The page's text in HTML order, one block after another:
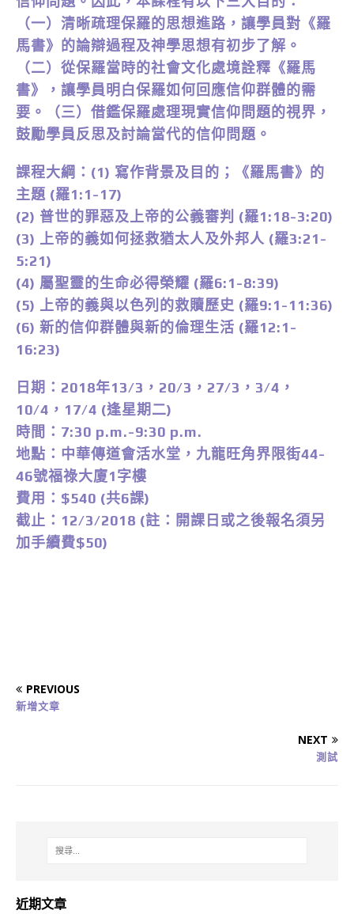
（一）清晰疏理保羅的思想進路，讓學員對《羅
馬書》的論辯過程及神學思想有初步了解。
（二）從保羅當時的社會文化處境詮釋《羅馬
書》，讓學員明白保羅如何回應信仰群體的需
要。（三）借鑑保羅處理現實信仰問題的視界，
鼓勵學員反思及討論當代的信仰問題。
課程大綱：(1) 寫作背景及目的；《羅馬書》的
主題 (羅1:1-17)
(2) 普世的罪惡及上帝的公義審判 (羅1:18-3:20)
(3) 上帝的義如何拯救猶太人及外邦人 (羅3:21-
5:21)
(4) 屬聖靈的生命必得榮耀 (羅6:1-8:39)
(5) 上帝的義與以色列的救贖歷史 (羅9:1-11:36)
(6) 新的信仰群體與新的倫理生活 (羅12:1-
16:23)
日期：2018年13/3，20/3，27/3，3/4，
10/4，17/4 (逢星期二)
時間：7:30 p.m.-9:30 p.m.
地點：中華傳道會活水堂，九龍旺角界限街44-
46號福祿大廈1字樓
費用：$540 (共6課)
截止：12/3/2018 (註：開課日或之後報名須另
加手續費$50)
PREVIOUS
新增文章
NEXT
測試
近期文章